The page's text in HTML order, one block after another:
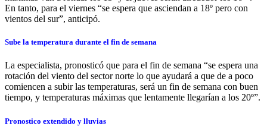
En tanto, para el viernes “se espera que asciendan a 18º pero con
vientos del sur”, anticipó.
Sube la temperatura durante el fin de semana
La especialista, pronosticó que para el fin de semana “se espera una
rotación del viento del sector norte lo que ayudará a que de a poco
comiencen a subir las temperaturas, será un fin de semana con buen
tiempo, y temperaturas máximas que lentamente llegarían a los 20º”.
Pronostico extendido y lluvias